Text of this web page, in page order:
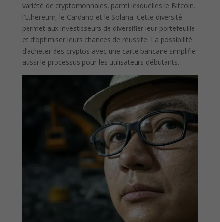
variété de cryptomonnaies, parmi lesquelles le Bitcoin,
l’Ethereum, le Cardano et le Solana. Cette diversité
permet aux investisseurs de diversifier leur portefeuille
et d’optimiser leurs chances de réussite. La possibilité
d’acheter des cryptos avec une carte bancaire simplifie
aussi le processus pour les utilisateurs débutants.